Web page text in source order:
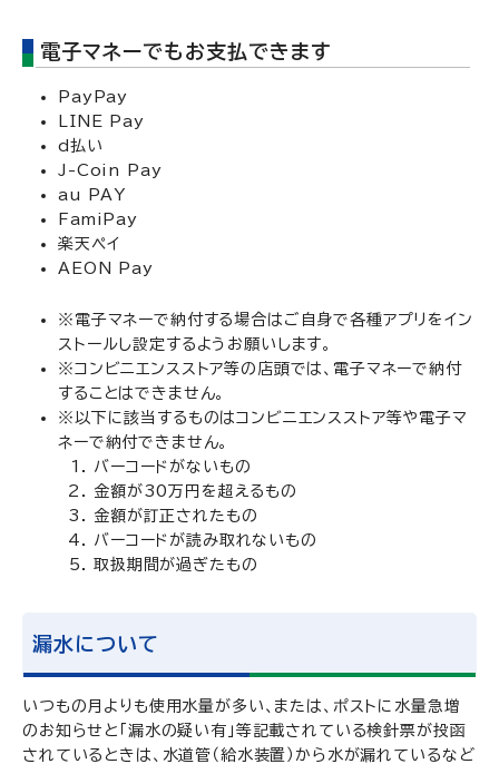
電子マネーでもお支払できます
PayPay
LINE Pay
d払い
J-Coin Pay
au PAY
FamiPay
楽天ペイ
AEON Pay
※電子マネーで納付する場合はご自身で各種アプリをイン
ストールし設定するようお願いします。
※コンビニエンスストア等の店頭では、電子マネーで納付
することはできません。
※以下に該当するものはコンビニエンスストア等や電子マ
ネーで納付できません。
バーコードがないもの
金額が30万円を超えるもの
金額が訂正されたもの
バーコードが読み取れないもの
取扱期間が過ぎたもの
漏水について
いつもの月よりも使用水量が多い、または、ポストに水量急増
のお知らせと「漏水の疑い有」等記載されている検針票が投函
されているときは、水道管（給水装置）から水が漏れているなど